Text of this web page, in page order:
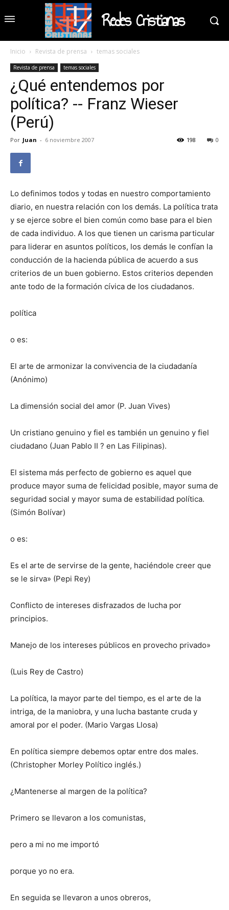
Redes Cristianas
Inicio Revista de prensa temas sociales
Revista de prensa temas sociales
¿Qué entendemos por
política? -- Franz Wieser
(Perú)
Por Juan - 6 noviembre 2007 0
198
Lo definimos todos y todas en nuestro comportamiento
diario, en nuestra relación con los demás. La política trata
y se ejerce sobre el bien común como base para el bien
de cada individuo. A los que tienen un carisma particular
para liderar en asuntos políticos, los demás le confían la
conducción de la hacienda pública de acuerdo a sus
criterios de un buen gobierno. Estos criterios dependen
ante todo de la formación cívica de los ciudadanos.
política
o es:
El arte de armonizar la convivencia de la ciudadanía
(Anónimo)
La dimensión social del amor (P. Juan Vives)
Un cristiano genuino y fiel es también un genuino y fiel
ciudadano (Juan Pablo II ? en Las Filipinas).
El sistema más perfecto de gobierno es aquel que
produce mayor suma de felicidad posible, mayor suma de
seguridad social y mayor suma de estabilidad política.
(Simón Bolívar)
o es:
Es el arte de servirse de la gente, haciéndole creer que
se le sirva» (Pepi Rey)
Conflicto de intereses disfrazados de lucha por
principios.
Manejo de los intereses públicos en provecho privado»
(Luis Rey de Castro)
La política, la mayor parte del tiempo, es el arte de la
intriga, de la maniobra, y una lucha bastante cruda y
amoral por el poder. (Mario Vargas Llosa)
En política siempre debemos optar entre dos males.
(Christopher Morley Político inglés.)
¿Mantenerse al margen de la política?
Primero se llevaron a los comunistas,
pero a mi no me importó
porque yo no era.
En seguida se llevaron a unos obreros,